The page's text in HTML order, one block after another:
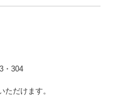
・304
ただけます。